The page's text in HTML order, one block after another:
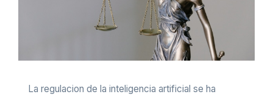
La regulacion de la inteligencia artificial se ha